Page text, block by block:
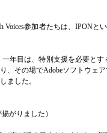
Voices参加者たちは、IPON
一年目は、特別支援を必要と
、その場でAdobeソフトウェ
ました。
がりました）